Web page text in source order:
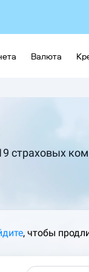
Валюта
страховых
, чтобы